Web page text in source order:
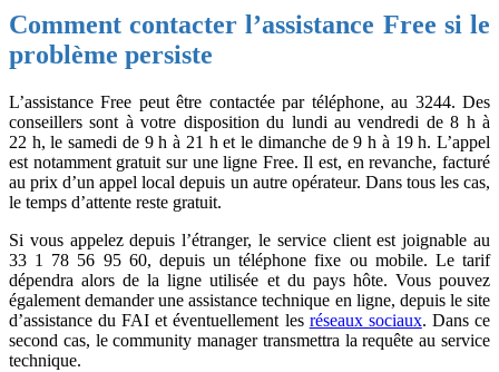
Comment contacter l’assistance Free si le
problème persiste
L’assistance Free peut être contactée par téléphone, au 3244. Des
conseillers sont à votre disposition du lundi au vendredi de 8 h à
22 h, le samedi de 9 h à 21 h et le dimanche de 9 h à 19 h. L’appel
est notamment gratuit sur une ligne Free. Il est, en revanche, facturé
au prix d’un appel local depuis un autre opérateur. Dans tous les cas,
le temps d’attente reste gratuit.
Si vous appelez depuis l’étranger, le service client est joignable au
33 1 78 56 95 60, depuis un téléphone fixe ou mobile. Le tarif
dépendra alors de la ligne utilisée et du pays hôte. Vous pouvez
également demander une assistance technique en ligne, depuis le site
d’assistance du FAI et éventuellement les réseaux sociaux. Dans ce
second cas, le community manager transmettra la requête au service
technique.